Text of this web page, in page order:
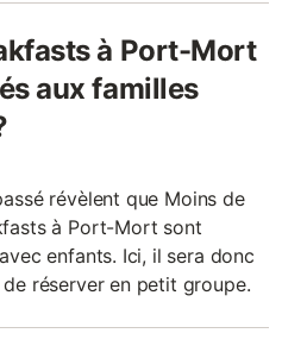
à Port-Mort
aux familles
révèlent que Moins de
à Port-Mort sont
enfants. Ici, il sera donc
réserver en petit groupe.